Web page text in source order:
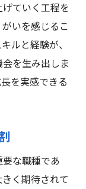
ていく工程を
いを感じるこ
ルと経験が、
を生み出しま
を実感できる
な職種であ
く期待されて